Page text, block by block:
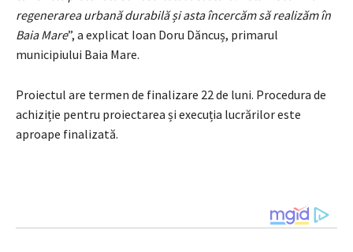
regenerarea urbană durabilă și asta încercăm să realizăm în
Baia Mare”, a explicat Ioan Doru Dăncuș, primarul
municipiului Baia Mare.
Proiectul are termen de finalizare 22 de luni. Procedura de
achiziție pentru proiectarea și execuția lucrărilor este
aproape finalizată.